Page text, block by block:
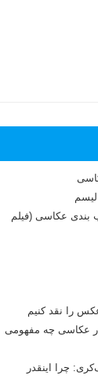
بندی عکاسی (فیلم
را نقد کنیم
در عکاسی چه مفهومی
چرا اینقدر